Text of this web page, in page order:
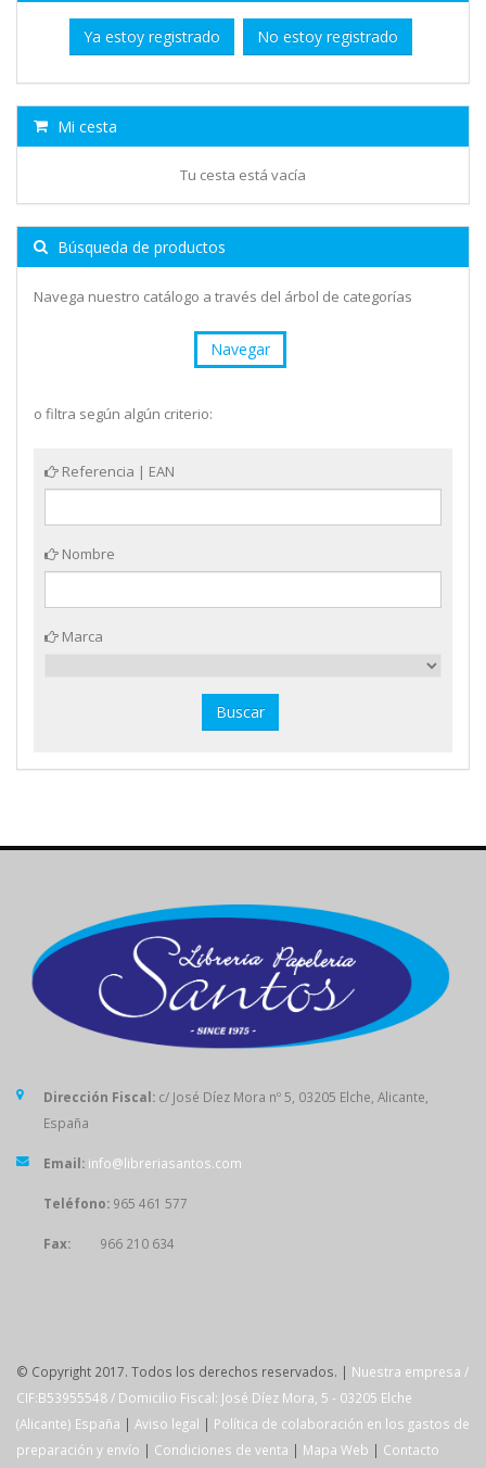
Ya estoy registrado No estoy registrado
Mi cesta
Tu cesta está vacía
Búsqueda de productos
Navega nuestro catálogo a través del árbol de categorías
Navegar
o filtra según algún criterio:
Referencia | EAN
Nombre
Marca
Dirección Fiscal: c/ José Díez Mora nº 5, 03205 Elche, Alicante,
España
Email: info@libreriasantos.com
Teléfono: 965 461 577
Fax: 966 210 634
© Copyright 2017. Todos los derechos reservados. | Nuestra empresa /
CIF:B53955548 / Domicilio Fiscal: José Díez Mora, 5 - 03205 Elche
(Alicante) España | Aviso legal | Política de colaboración en los gastos de
preparación y envío | Condiciones de venta | Mapa Web | Contacto